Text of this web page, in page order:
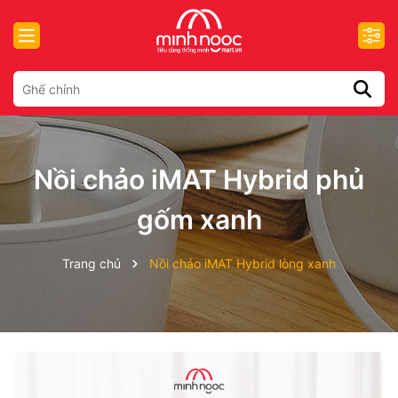
Nồi chảo iMAT Hybrid phủ
gốm xanh
Trang chủ Nồi chảo iMAT Hybrid lòng xanh